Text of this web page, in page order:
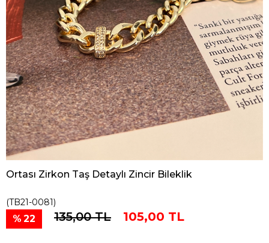
Ortası Zirkon Taş Detaylı Zincir Bileklik
(TB21-0081)
22 135,00 TL 105,00 TL